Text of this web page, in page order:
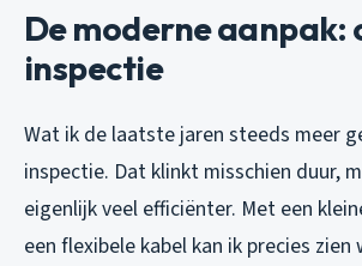
De moderne aanpak:
inspectie
Wat ik de laatste jaren steeds meer
inspectie. Dat klinkt misschien duur,
eigenlijk veel efficiënter. Met een
een flexibele kabel kan ik precies